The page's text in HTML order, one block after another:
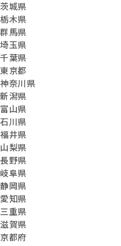
茨城県
栃木県
群馬県
埼玉県
千葉県
東京都
神奈川県
新潟県
富山県
石川県
福井県
山梨県
長野県
岐阜県
静岡県
愛知県
三重県
滋賀県
京都府